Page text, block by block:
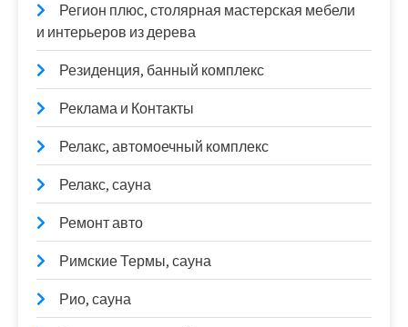
Регион плюс, столярная мастерская мебели
и интерьеров из дерева
Резиденция, банный комплекс
Реклама и Контакты
Релакс, автомоечный комплекс
Релакс, сауна
Ремонт авто
Римские Термы, сауна
Рио, сауна